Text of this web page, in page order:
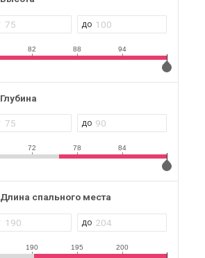
82 88 94
Глубина
72 78 84
Длина спального места
190 195 200